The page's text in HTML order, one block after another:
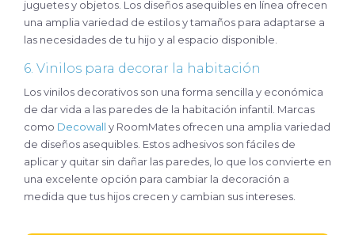
juguetes y objetos. Los diseños asequibles en línea ofrecen
una amplia variedad de estilos y tamaños para adaptarse a
las necesidades de tu hijo y al espacio disponible.
6. Vinilos para decorar la habitación
Los vinilos decorativos son una forma sencilla y económica
de dar vida a las paredes de la habitación infantil. Marcas
como Decowall y RoomMates ofrecen una amplia variedad
de diseños asequibles. Estos adhesivos son fáciles de
aplicar y quitar sin dañar las paredes, lo que los convierte en
una excelente opción para cambiar la decoración a
medida que tus hijos crecen y cambian sus intereses.